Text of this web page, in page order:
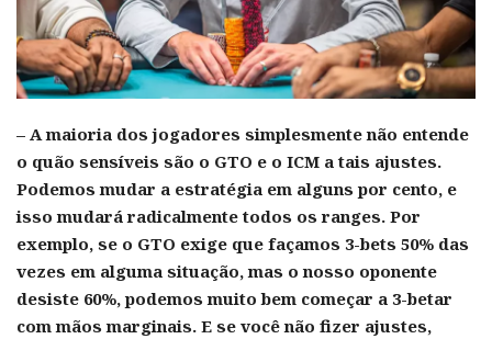
– A maioria dos jogadores simplesmente não entende
o quão sensíveis são o GTO e o ICM a tais ajustes.
Podemos mudar a estratégia em alguns por cento, e
isso mudará radicalmente todos os ranges. Por
exemplo, se o GTO exige que façamos 3-bets 50% das
vezes em alguma situação, mas o nosso oponente
desiste 60%, podemos muito bem começar a 3-betar
com mãos marginais. E se você não fizer ajustes,